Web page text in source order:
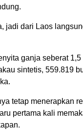
jadi dari Laos
ganja seberat
sintetis, 559.819
tetap menerapkan
pertama kali